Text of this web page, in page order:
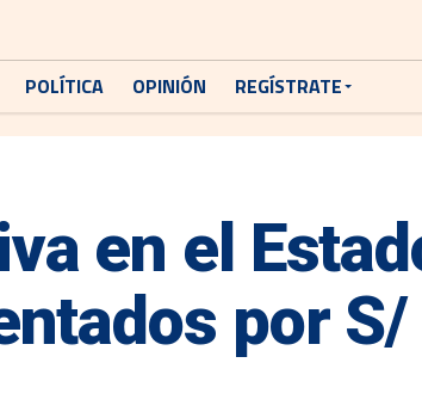
POLÍTICA OPINIÓN REGÍSTRATE
en el
por